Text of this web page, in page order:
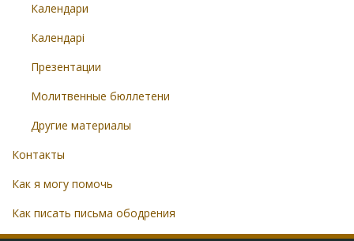
Календари
Календарі
Презентации
Молитвенные бюллетени
Другие материалы
Контакты
Как я могу помочь
Как писать письма ободрения